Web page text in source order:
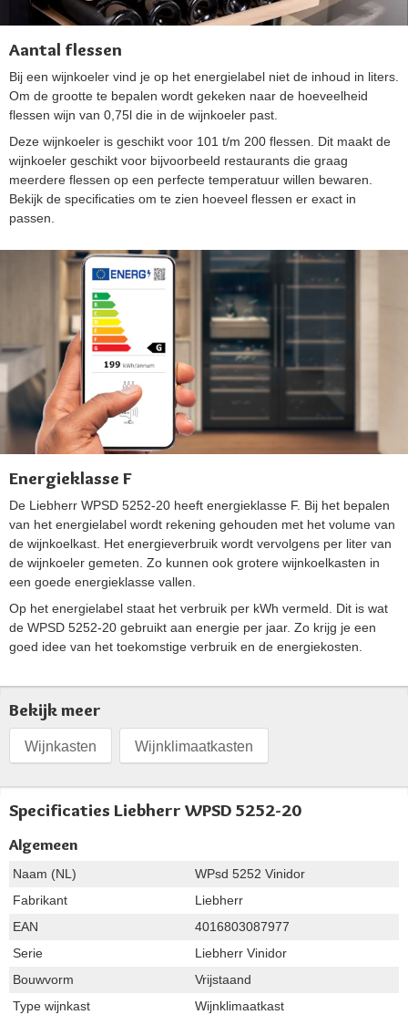
Aantal flessen
Bij een wijnkoeler vind je op het energielabel niet de inhoud in liters.
Om de grootte te bepalen wordt gekeken naar de hoeveelheid
flessen wijn van 0,75l die in de wijnkoeler past.
Deze wijnkoeler is geschikt voor 101 t/m 200 flessen. Dit maakt de
wijnkoeler geschikt voor bijvoorbeeld restaurants die graag
meerdere flessen op een perfecte temperatuur willen bewaren.
Bekijk de specificaties om te zien hoeveel flessen er exact in
passen.
Energieklasse F
De Liebherr WPSD 5252-20 heeft energieklasse F. Bij het bepalen
van het energielabel wordt rekening gehouden met het volume van
de wijnkoelkast. Het energieverbruik wordt vervolgens per liter van
de wijnkoeler gemeten. Zo kunnen ook grotere wijnkoelkasten in
een goede energieklasse vallen.
Op het energielabel staat het verbruik per kWh vermeld. Dit is wat
de WPSD 5252-20 gebruikt aan energie per jaar. Zo krijg je een
goed idee van het toekomstige verbruik en de energiekosten.
Bekijk meer
Wijnkasten Wijnklimaatkasten
Specificaties Liebherr WPSD 5252-20
Algemeen
Naam (NL)
WPsd 5252 Vinidor
Fabrikant
Liebherr
EAN
4016803087977
Serie
Liebherr Vinidor
Bouwvorm
Vrijstaand
Type wijnkast
Wijnklimaatkast